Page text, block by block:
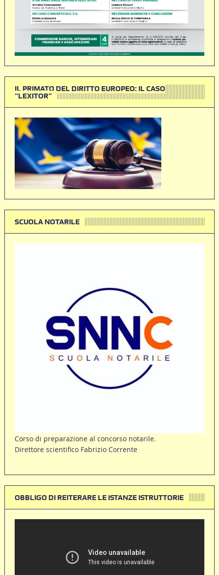
IL PRIMATO DEL DIRITTO EUROPEO: IL CASO
“LEXITOR”
SCUOLA NOTARILE
Corso di preparazione al concorso notarile.
Direttore scientifico Fabrizio Corrente
OBBLIGO DI REITERARE LE ISTANZE ISTRUTTORIE